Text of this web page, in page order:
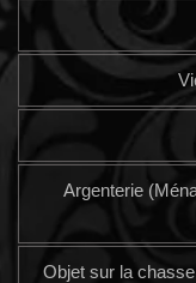
Argenterie
Objet sur la